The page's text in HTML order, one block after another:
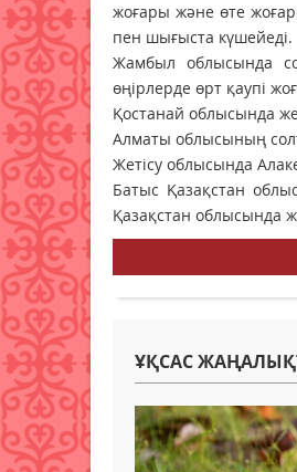
жоғары және өте
пен шығыста күшейеді.
Жамбыл облысында
өңірлерде өрт қаупі
Қостанай облысында
Алматы облысының
Жетісу облысында
Батыс Қазақстан
Қазақстан облысында
ҰҚСАС